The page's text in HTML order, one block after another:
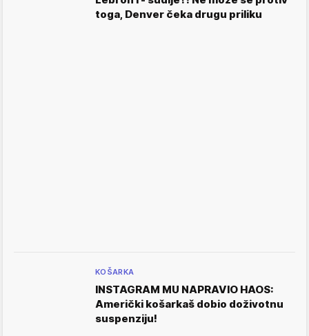
toga, Denver čeka drugu priliku
KOŠARKA
INSTAGRAM MU NAPRAVIO HAOS:
Američki košarkaš dobio doživotnu
suspenziju!